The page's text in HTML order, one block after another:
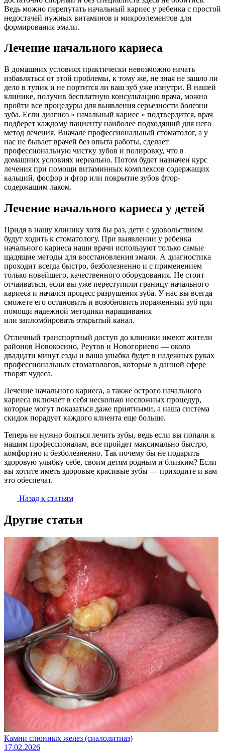
Ведь можно перепутать начальный кариес у ребенка с простой
недостачей нужных витаминов и микроэлементов для
формирования эмали.
Лечение начального кариеса
В домашних условиях практически невозможно начать
избавляться от этой проблемы, к тому же, не зная не зашло ли
дело в тупик и не портится ли ваш зуб уже изнутри. В нашей
клинике, получив бесплатную консультацию врача, можно
пройти все процедуры для выявления серьезности болезни
зуба. Если диагноз » начальный кариес » подтвердится, врач
подберет каждому пациенту наиболее подходящий для него
метод лечения. Вначале профессиональный стоматолог, а у
нас не бывает врачей без опыта работы, сделает
профессиональную чистку зубов и полировку, что в
домашних условиях нереально. Потом будет назначен курс
лечения при помощи витаминных комплексов содержащих
кальций, фосфор и фтор или покрытие зубов фтор-
содержащим лаком.
Лечение начального кариеса у детей
Придя в нашу клинику хотя бы раз, дети с удовольствием
будут ходить к стоматологу. При выявлении у ребенка
начального кариеса наши врачи используют только самые
щадящие методы для восстановления эмали. А диагностика
проходит всегда быстро, безболезненно и с применением
только новейшего, качественного оборудования. Не стоит
отчаиваться, если вы уже переступили границу начального
кариеса и начался процесс разрушения зуба. У нас вы всегда
сможете его остановить и возобновить пораженный зуб при
помощи надежной методики наращивания
или запломбировать открытый канал.
Отличный транспортный доступ до клиники имеют жители
районов Новокосино, Реутов и Новогориево — около
двадцати минут езды и ваша улыбка будет в надежных руках
профессиональных стоматологов, которые в данной сфере
творят чудеса.
Лечение начального кариеса, а также острого начального
кариеса включает в себя несколько несложных процедур,
которые могут показаться даже приятными, а наша система
скидок порадует каждого клиента еще больше.
Теперь не нужно бояться лечить зубы, ведь если вы попали к
нашим профессионалам, все пройдет максимально быстро,
комфортно и безболезненно. Так почему бы не подарить
здоровую улыбку себе, своим детям родным и близким? Если
вы хотите иметь здоровые красивые зубы — приходите и вам
это обеспечат.
Назад к статьям
Другие статьи
Камни слюнных желез (сиалолитиаз)
17.02.2026